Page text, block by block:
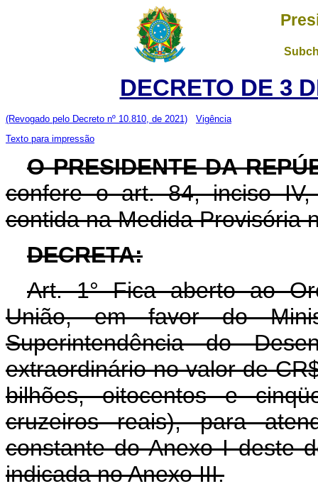
DECRETO DE 3
(Revogado pelo Decreto nº 10.810, de 2021)
Vigência
Texto para impressão
O PRESIDENTE DA
confere o art. 84, inciso
contida na Medida Provisória
DECRETA:
Art. 1° Fica aberto ao
União, em favor do
Superintendência do
extraordinário no valor de
bilhões, oitocentos e
cruzeiros reais), para
constante do Anexo I deste
indicada no Anexo III.